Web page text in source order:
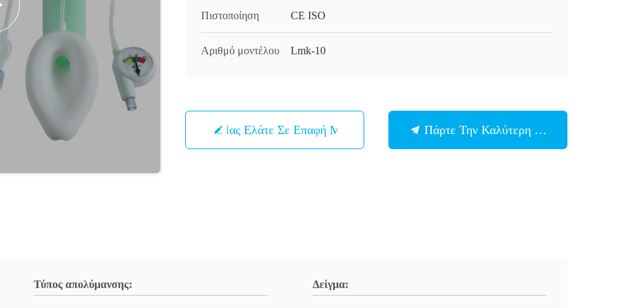
Πιστοποίηση CE ISO
Αριθμό μοντέλου Lmk-10
Μας Ελάτε Σε Επαφή Με Πάρτε Την Καλύτερη Τιμή
Τύπος απολύμανσης: Δείγμα: